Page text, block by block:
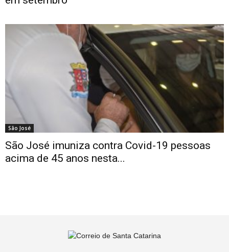
São José
São José imuniza contra Covid-19 pessoas
acima de 45 anos nesta...